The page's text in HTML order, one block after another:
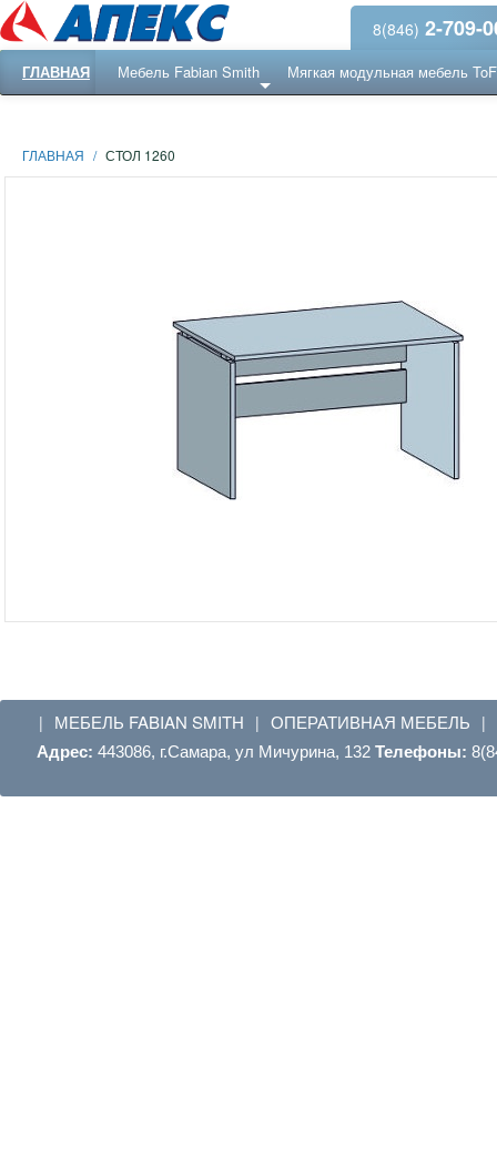
8(846) 2-709-
ГЛАВНАЯ Мебель Fabian Smith Мягкая модульная мебель
ГЛАВНАЯ / СТОЛ 1260
| МЕБЕЛЬ FABIAN SMITH | ОПЕРАТИВНАЯ МЕБЕЛЬ |
Адрес: 443086, г.Самара, ул Мичурина, 132 Телефоны: